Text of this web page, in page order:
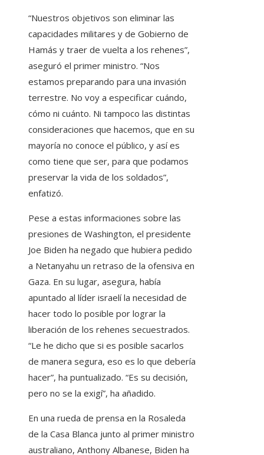
“Nuestros objetivos son eliminar las
capacidades militares y de Gobierno de
Hamás y traer de vuelta a los rehenes”,
aseguró el primer ministro. “Nos
estamos preparando para una invasión
terrestre. No voy a especificar cuándo,
cómo ni cuánto. Ni tampoco las distintas
consideraciones que hacemos, que en su
mayoría no conoce el público, y así es
como tiene que ser, para que podamos
preservar la vida de los soldados”,
enfatizó.
Pese a estas informaciones sobre las
presiones de Washington, el presidente
Joe Biden ha negado que hubiera pedido
a Netanyahu un retraso de la ofensiva en
Gaza. En su lugar, asegura, había
apuntado al líder israelí la necesidad de
hacer todo lo posible por lograr la
liberación de los rehenes secuestrados.
“Le he dicho que si es posible sacarlos
de manera segura, eso es lo que debería
hacer”, ha puntualizado. “Es su decisión,
pero no se la exigí”, ha añadido.
En una rueda de prensa en la Rosaleda
de la Casa Blanca junto al primer ministro
australiano, Anthony Albanese, Biden ha